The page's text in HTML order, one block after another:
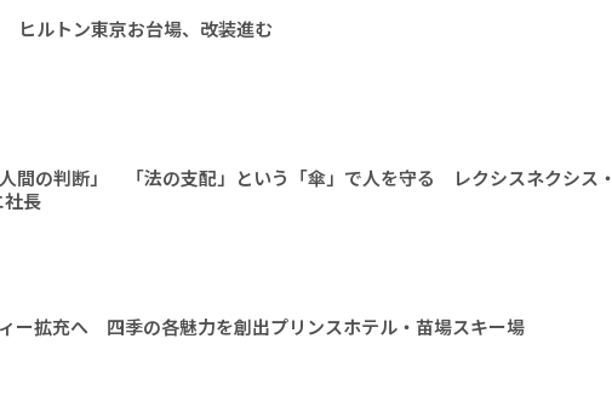
ヒルトン東京お台場、改装進む
間の判断」 「法の支配」という「傘」で人を守る レクシスネクシス・
社長
ー拡充へ 四季の各魅力を創出プリンスホテル・苗場スキー場